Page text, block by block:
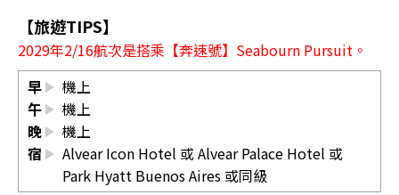
【旅遊TIPS】
2029年2/16航次是搭乘【奔速號】Seabourn Pursuit。
早
機上
午
機上
晚
機上
宿
Alvear Icon Hotel 或 Alvear Palace Hotel 或
Park Hyatt Buenos Aires 或同級